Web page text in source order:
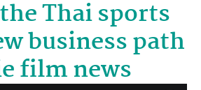
Thai sports
business path
film news